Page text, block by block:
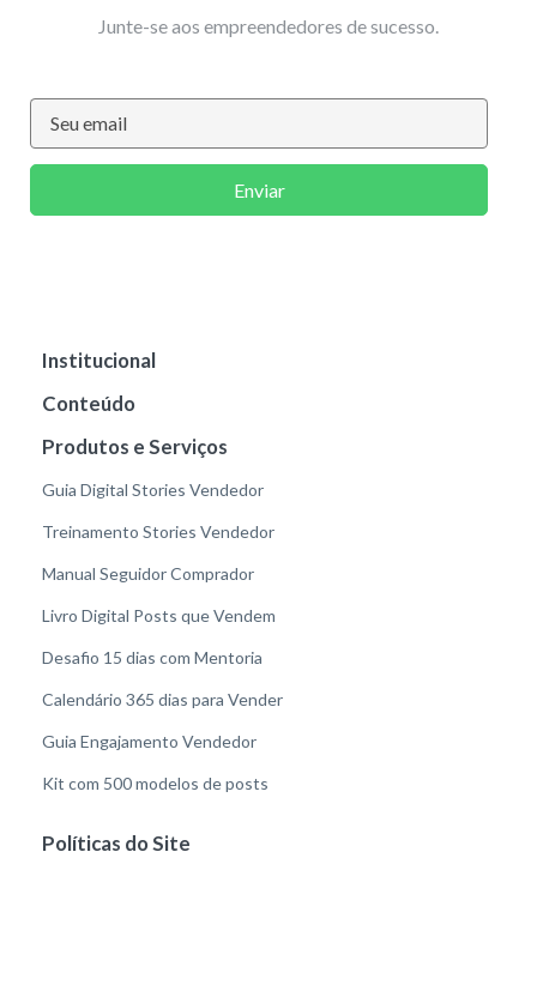
Junte-se aos empreendedores de sucesso.
Enviar
Institucional
Conteúdo
Produtos e Serviços
Guia Digital Stories Vendedor
Treinamento Stories Vendedor
Manual Seguidor Comprador
Livro Digital Posts que Vendem
Desafio 15 dias com Mentoria
Calendário 365 dias para Vender
Guia Engajamento Vendedor
Kit com 500 modelos de posts
Políticas do Site